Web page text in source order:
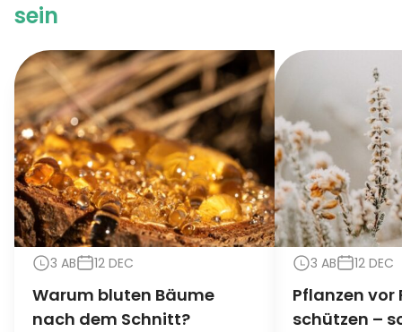
sein
3 AB 12 DEC
Warum bluten Bäume
nach dem Schnitt?
3 AB 12 DEC
Pflanzen vor
schützen –